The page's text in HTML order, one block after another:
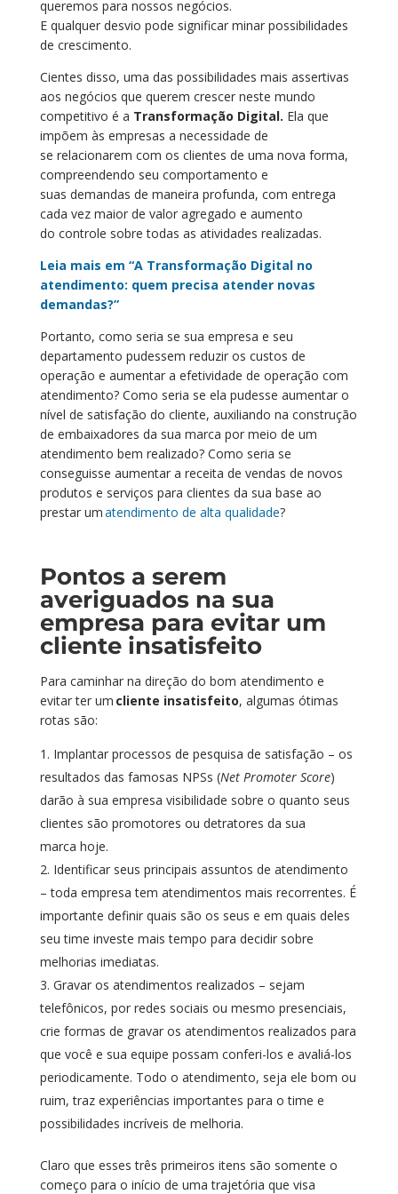
queremos para nossos negócios.
Equalquerdesvio pode significarminar possibilidades
de crescimento.
Cientes disso, uma das possibilidades mais assertivas
aos negócios que querem crescer neste mundo
competitivo é a Transformação Digital. Ela que
impõem às empresas a necessidade de
se relacionarem com os clientes de uma nova forma,
compreendendo seu comportamento e
suas demandas de maneira profunda, com entrega
cada vez maior de valor agregado e aumento
do controle sobre todas as atividades realizadas.
Leia mais em “A Transformação Digital no
atendimento: quem precisa atender novas
demandas?”
Portanto, como seria se sua empresa e seu
departamento pudessem reduzir os custos de
operação e aumentar a efetividade de operação com
atendimento?Como seria se ela pudesse aumentar o
nível de satisfação do cliente, auxiliando na construção
de embaixadores da sua marca por meio de um
atendimento bem realizado? Como seria se
conseguisse aumentar a receita de vendas de novos
produtos e serviços para clientes da sua base ao
prestar umatendimento de alta qualidade?
Pontos a serem
averiguados na sua
empresa para evitar um
cliente insatisfeito
Para caminhar na direção do bom atendimento e
evitar ter um cliente insatisfeito, algumas ótimas
rotas são:
Implantarprocessos de pesquisa de satisfação – os
resultados das famosas NPSs (Net Promoter Score)
darão à sua empresa visibilidade sobre o quanto seus
clientes são promotores ou detratores da sua
marca hoje.
Identificarseus principais assuntos de atendimento
–toda empresa tem atendimentos mais recorrentes. É
importante definir quais são os seus e em quais deles
seu time investe maistempo para decidir sobre
melhorias imediatas.
Gravaros atendimentos realizados – sejam
telefônicos, por redes sociais ou mesmo presenciais,
crie formas de gravar os atendimentos realizados para
que você e sua equipe possam conferi-los e avaliá-los
periodicamente. Todo o atendimento, seja ele bom ou
ruim, traz experiências importantes para o time e
possibilidades incríveis de melhoria.
Claro que esses três primeiros itens são somente o
começo para o início de uma trajetória que visa